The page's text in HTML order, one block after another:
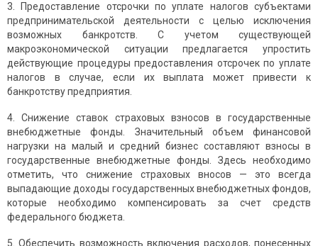
3. Предоставление отсрочки по уплате налогов субъектами
предпринимательской деятельности с целью исключения
возможных банкротств. С учетом существующей
макроэкономической ситуации предлагается упростить
действующие процедуры предоставления отсрочек по уплате
налогов в случае, если их выплата может привести к
банкротству предприятия.
4. Снижение ставок страховых взносов в государственные
внебюджетные фонды. Значительный объем финансовой
нагрузки на малый и средний бизнес составляют взносы в
государственные внебюджетные фонды. Здесь необходимо
отметить, что снижение страховых вносов — это всегда
выпадающие доходы государственных внебюджетных фондов,
которые необходимо компенсировать за счет средств
федерального бюджета.
5. Обеспечить возможность включения расходов, понесенных